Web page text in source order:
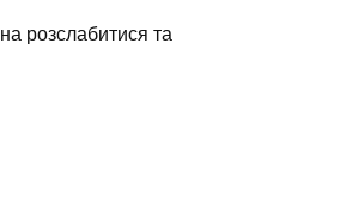
розслабитися та